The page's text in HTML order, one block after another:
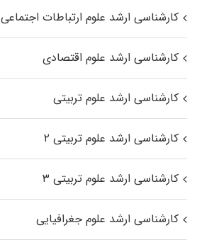
کارشناسی ارشد علوم ارتباطات اجتماعی
کارشناسی ارشد علوم اقتصادی
کارشناسی ارشد علوم تربیتی
کارشناسی ارشد علوم تربیتی ۲
کارشناسی ارشد علوم تربیتی ۳
کارشناسی ارشد علوم جغرافیایی